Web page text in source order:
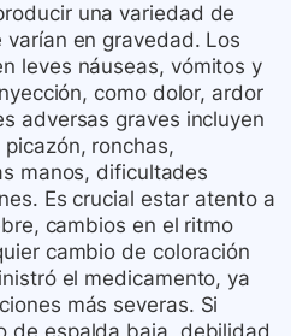
una variedad de
en gravedad. Los
leves náuseas, vómitos y
como dolor, ardor
adversas graves incluyen
ronchas,
manos, dificultades
Es crucial estar atento a
cambios en el ritmo
cambio de coloración
el medicamento, ya
más severas. Si